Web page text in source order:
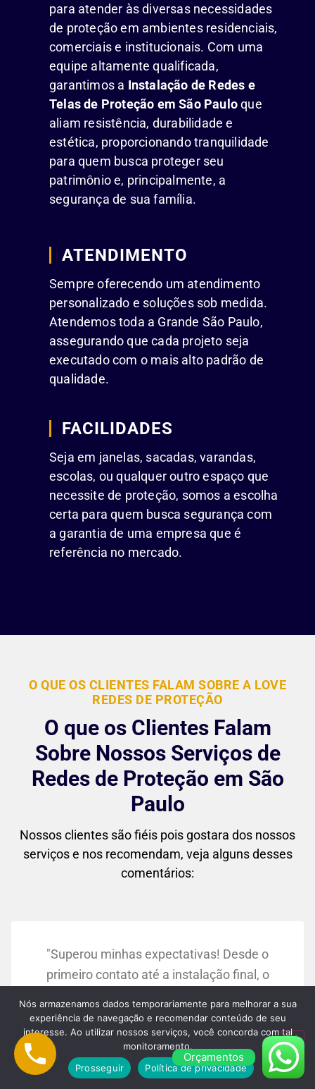
para atender às diversas necessidades
de proteção em ambientes residenciais,
comerciais e institucionais. Com uma
equipe altamente qualificada,
garantimos a Instalação de Redes e
Telas de Proteção em São Pauloque
aliam resistência, durabilidade e
estética, proporcionando tranquilidade
para quem busca proteger seu
patrimônio e, principalmente, a
segurança de sua família.
ATENDIMENTO
Sempre oferecendo um atendimento
personalizado e soluções sob medida.
Atendemos toda a Grande São Paulo,
assegurando que cada projeto seja
executado com o mais alto padrão de
qualidade.
FACILIDADES
Seja em janelas, sacadas, varandas,
escolas, ou qualquer outro espaço que
necessite de proteção, somos a escolha
certa para quem busca segurança com
a garantia de uma empresa que é
referência no mercado.
O QUE OS CLIENTES FALAM SOBRE A LOVE
REDES DE PROTEÇÃO
O que os Clientes Falam
Sobre Nossos Serviços de
Redes de Proteção em São
Paulo
Nossos clientes são fiéis pois gostara dos nossos
serviços e nos recomendam, veja alguns desses
comentários:
"Superou minhas expectativas! Desde o
primeiro contato até a instalação final, o
ficaram perfeitas no meu apartamento, e
agora me sinto muito mais tranquila
sabendo que meus filhos estão seguros."
Maria Silva:
Orçamentos
Nós armazenamos dados temporariamente para melhorar a sua
experiência de navegação e recomendar conteúdo de seu
interesse. Ao utilizar nossos serviços, você concorda com tal
monitoramento.
Prosseguir
Política de privacidade